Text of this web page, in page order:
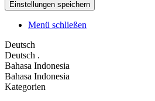
Menü schließen
Deutsch
Deutsch .
Bahasa Indonesia
Bahasa Indonesia
Kategorien